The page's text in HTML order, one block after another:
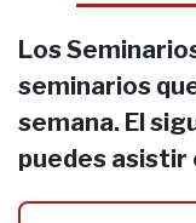
Los
seminarios
semana. El
puedes asistir